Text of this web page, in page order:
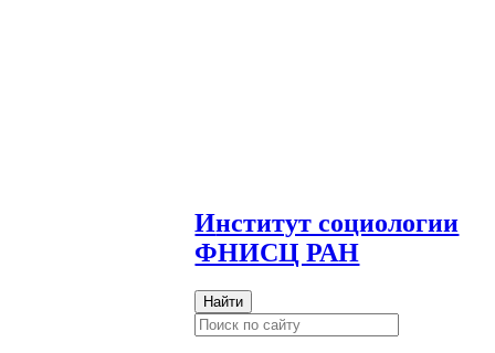
Институт социологии
ФНИСЦ РАН
Найти